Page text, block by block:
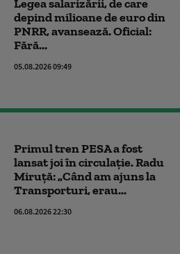
Legea salarizării, de care
depind milioane de euro din
PNRR, avansează. Oficial:
Fără...
05.08.2026 09:49
Primul tren PESA a fost
lansat joi în circulație. Radu
Miruță: „Când am ajuns la
Transporturi, erau...
06.08.2026 22:30